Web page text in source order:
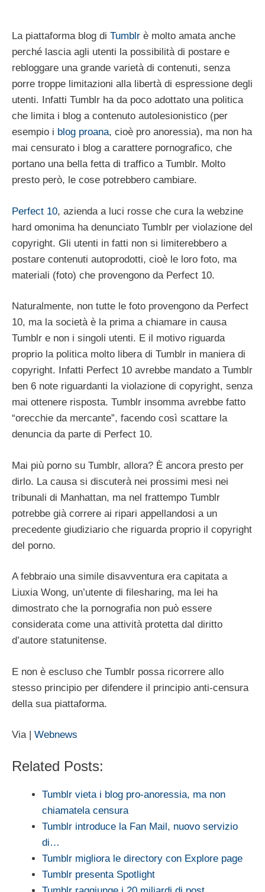
La piattaforma blog di Tumblr è molto amata anche
perché lascia agli utenti la possibilità di postare e
rebloggare una grande varietà di contenuti, senza
porre troppe limitazioni alla libertà di espressione degli
utenti. Infatti Tumblr ha da poco adottato una politica
che limita i blog a contenuto autolesionistico (per
esempio i blog proana, cioè pro anoressia), ma non ha
mai censurato i blog a carattere pornografico, che
portano una bella fetta di traffico a Tumblr. Molto
presto però, le cose potrebbero cambiare.
Perfect 10, azienda a luci rosse che cura la webzine
hard omonima ha denunciato Tumblr per violazione del
copyright. Gli utenti in fatti non si limiterebbero a
postare contenuti autoprodotti, cioè le loro foto, ma
materiali (foto) che provengono da Perfect 10.
Naturalmente, non tutte le foto provengono da Perfect
10, ma la società è la prima a chiamare in causa
Tumblr e non i singoli utenti. E il motivo riguarda
proprio la politica molto libera di Tumblr in maniera di
copyright. Infatti Perfect 10 avrebbe mandato a Tumblr
ben 6 note riguardanti la violazione di copyright, senza
mai ottenere risposta. Tumblr insomma avrebbe fatto
“orecchie da mercante”, facendo così scattare la
denuncia da parte di Perfect 10.
Mai più porno su Tumblr, allora? È ancora presto per
dirlo. La causa si discuterà nei prossimi mesi nei
tribunali di Manhattan, ma nel frattempo Tumblr
potrebbe già correre ai ripari appellandosi a un
precedente giudiziario che riguarda proprio il copyright
del porno.
A febbraio una simile disavventura era capitata a
Liuxia Wong, un’utente di filesharing, ma lei ha
dimostrato che la pornografia non può essere
considerata come una attività protetta dal diritto
d’autore statunitense.
E non è escluso che Tumblr possa ricorrere allo
stesso principio per difendere il principio anti-censura
della sua piattaforma.
Via | Webnews
Related Posts:
Tumblr vieta i blog pro-anoressia, ma non
chiamatela censura
Tumblr introduce la Fan Mail, nuovo servizio
di…
Tumblr migliora le directory con Explore page
Tumblr presenta Spotlight